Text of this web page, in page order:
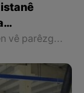
Di 3600 hiktar li zeviyên çandiniyê yên vê parêzgehê de her sal nêzîkî 75 hezar ton şilik an wek li Rojhilatê Kurdistanê dibêjin tûferengî hilberîn dibe. Sal li şûna salê jî rûbera wan zeviyên ku tûferengî li hundrî wan de hilberîn dibe zêde dibin.